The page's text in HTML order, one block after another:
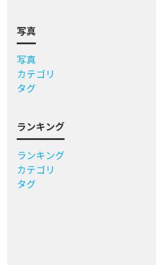
写真
写真
カテゴリ
タグ
ランキング
ランキング
カテゴリ
タグ